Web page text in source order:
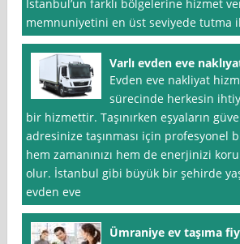
İstanbul’un farklı bölgelerine hizmet
memnuniyetini en üst seviyede tutma
Varlı evden eve
Evden eve nakliyat
sürecinde herkesin
bir hizmettir. Taşınırken eşyaların
adresinize taşınması için profesyonel
hem zamanınızı hem de enerjinizi
olur. İstanbul gibi büyük bir şehirde
evden eve
Ümraniye ev taşıma